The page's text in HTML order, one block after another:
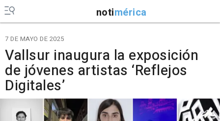
notimérica
7 DE MAYO DE 2025
Vallsur inaugura la exposición
de jóvenes artistas ‘Reflejos
Digitales’